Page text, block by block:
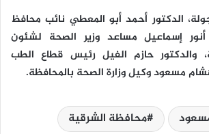
الدكتور أحمد أبو المعطي نائب محافظ
أنور إسماعيل مساعد وزير الصحة لشئون
والدكتور حازم الفيل رئيس قطاع الطب
مسعود وكيل وزارة الصحة بالمحافظة.
محافظة الشرقية